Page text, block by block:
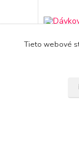
Tieto webové